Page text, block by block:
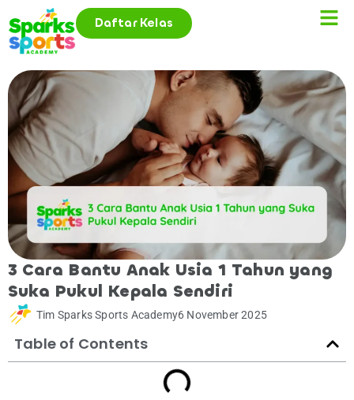
Daftar Kelas
3 Cara Bantu Anak Usia 1 Tahun yang
Suka Pukul Kepala Sendiri
Tim Sparks Sports Academy6 November 2025
Table of Contents